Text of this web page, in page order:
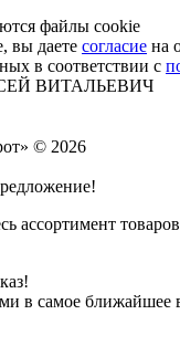
файлы cookie
вы даете согласие на
в соответствии с
ВИТАЛЬЕВИЧ
© 2026
ассортимент товаров
в самое ближайшее